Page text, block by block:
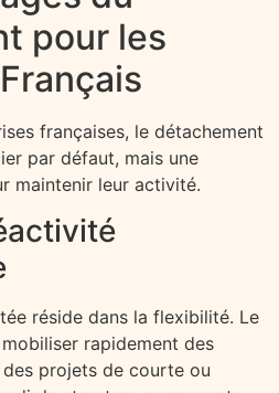
pour les
françaises, le détachement
par défaut, mais une
maintenir leur activité.
réside dans la flexibilité. Le
rapidement des
projets de courte ou